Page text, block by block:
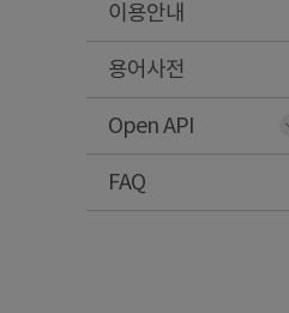
이용안내
용어사전
Open API
FAQ